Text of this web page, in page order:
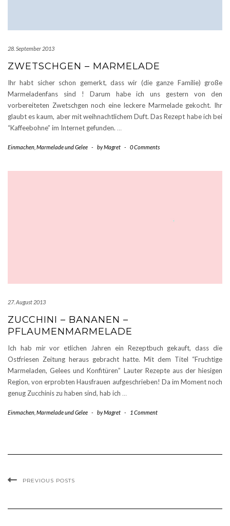
28. September 2013
ZWETSCHGEN – MARMELADE
Ihr habt sicher schon gemerkt, dass wir (die ganze Familie) große
Marmeladenfans sind ! Darum habe ich uns gestern von den
vorbereiteten Zwetschgen noch eine leckere Marmelade gekocht. Ihr
glaubt es kaum, aber mit weihnachtlichem Duft. Das Rezept habe ich bei
“Kaffeebohne” im Internet gefunden. …
Einmachen Marmelade und Gelee - byMagret - 0 Comments
27. August 2013
ZUCCHINI – BANANEN –
PFLAUMENMARMELADE
Ich hab mir vor etlichen Jahren ein Rezeptbuch gekauft, dass die
Ostfriesen Zeitung heraus gebracht hatte. Mit dem Titel “Fruchtige
Marmeladen, Gelees und Konfitüren” Lauter Rezepte aus der hiesigen
Region, von erprobten Hausfrauen aufgeschrieben! Da im Moment noch
genug Zucchinis zu haben sind, hab ich …
Einmachen Marmelade und Gelee - byMagret - 1 Comment
PREVIOUS POSTS